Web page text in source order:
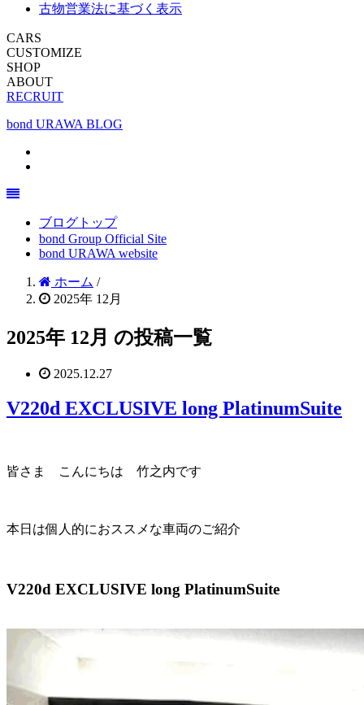
古物営業法に基づく表示
CARS
CUSTOMIZE
SHOP
ABOUT
RECRUIT
bond URAWA BLOG
ブログトップ
bond Group Official Site
bond URAWA website
ホーム /
2025年 12月
2025年 12月 の投稿一覧
2025.12.27
V220d EXCLUSIVE long PlatinumSuite
皆さま こんにちは 竹之内です
本日は個人的におススメな車両のご紹介
V220d EXCLUSIVE long PlatinumSuite